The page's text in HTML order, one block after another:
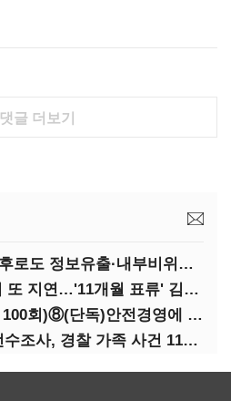
댓글 더보기
장윤기 은폐·조작 이후로도 정보유출·내부비위…경찰 신뢰는 어디에
"마무리 단계"라더니 또 지연…'11개월 표류' 김병기 수사
(SPC 노조탄압 공판 100회)⑧(단독)안전경영에 '천억' 투자했다던 SPC…'산재' 다시 늘었다
'장윤기 사건' 후속 전수조사, 경찰 가족 사건 117건…"44건 이관"